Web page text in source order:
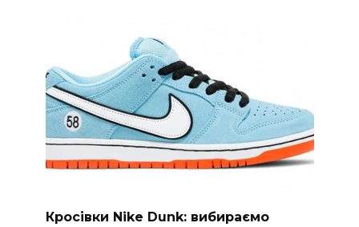
Кросівки Nike Dunk: вибираємо